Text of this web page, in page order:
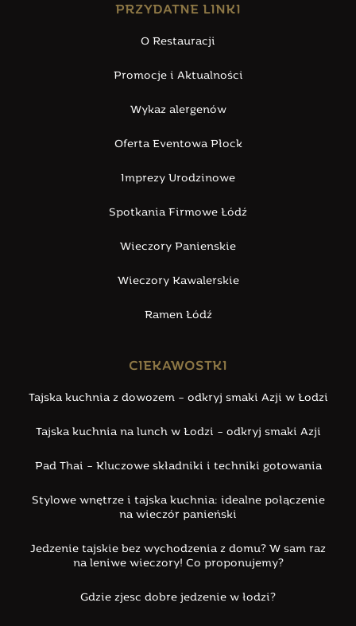
PRZYDATNE LINKI
O Restauracji
Promocje i Aktualności
Wykaz alergenów
Oferta Eventowa Płock
Imprezy Urodzinowe
Spotkania Firmowe Łódź
Wieczory Panienskie
Wieczory Kawalerskie
Ramen Łódź
CIEKAWOSTKI
Tajska kuchnia z dowozem – odkryj smaki Azji w Łodzi
Tajska kuchnia na lunch w Łodzi – odkryj smaki Azji
Pad Thai – Kluczowe składniki i techniki gotowania
Stylowe wnętrze i tajska kuchnia: idealne połączenie
na wieczór panieński
Jedzenie tajskie bez wychodzenia z domu? W sam raz
na leniwe wieczory! Co proponujemy?
Gdzie zjesc dobre jedzenie w łodzi?